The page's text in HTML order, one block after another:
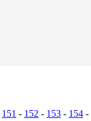
151 - 152 - 153 - 154 -